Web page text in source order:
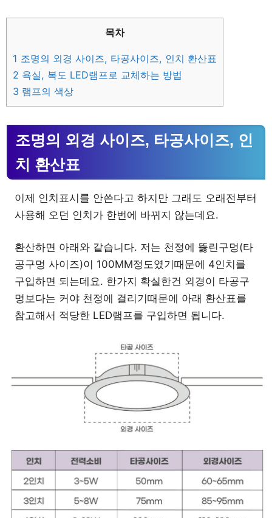
목차
1 조명의 외경 사이즈, 타공사이즈, 인치 환산표
2 욕실, 복도 LED램프로 교체하는 방법
3 램프의 색상
조명의 외경 사이즈, 타공사이즈, 인
치 환산표
이제 인치표시를 안쓴다고 하지만 그래도 오래전부터
사용해 오던 인치가 한번에 바뀌지 않는데요.
환산하면 아래와 같습니다. 저는 천정에 뚫린구멍(타
공구멍 사이즈)이 100MM정도였기때문에 4인치를
구입하면 되는데요. 한가지 확실한건 외경이 타공구
멍보다는 커야 천정에 걸리기때문에 아래 환산표를
참고해서 적당한 LED램프를 구입하면 됩니다.